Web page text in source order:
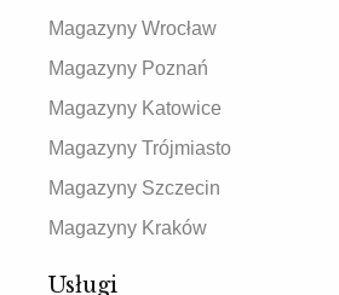
Magazyny Wrocław
Magazyny Poznań
Magazyny Katowice
Magazyny Trójmiasto
Magazyny Szczecin
Magazyny Kraków
Usługi